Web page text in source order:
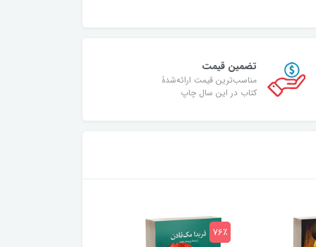
تضمین قیمت
مناسب‌ترین قیمت ارائه‌شدۀ
کتاب در این سال چاپ
76٪